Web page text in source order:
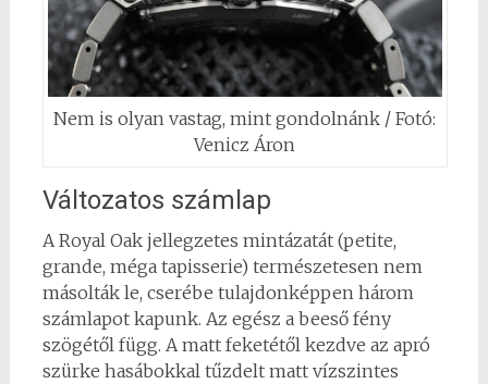
Nem is olyan vastag, mint gondolnánk / Fotó:
Venicz Áron
Változatos számlap
A Royal Oak jellegzetes mintázatát (petite,
grande, méga tapisserie) természetesen nem
másolták le, cserébe tulajdonképpen három
számlapot kapunk. Az egész a beeső fény
szögétől függ. A matt feketétől kezdve az apró
szürke hasábokkal tűzdelt matt vízszintes